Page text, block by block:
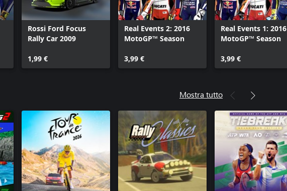
Rossi Ford Focus
Rally Car 2009
1,99 €
Real Events 2: 2016
MotoGP™ Season
3,99 €
Real Events 1: 2016
MotoGP™ Season
3,99 €
Mostra tutto